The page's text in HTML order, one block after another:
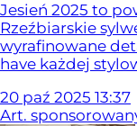
Jesień 2025 to
Rzeźbiarskie
wyrafinowane
have każdej
20 paź 2025 13:37
Art.